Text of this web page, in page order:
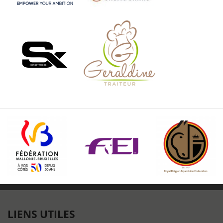
LIENS UTILES